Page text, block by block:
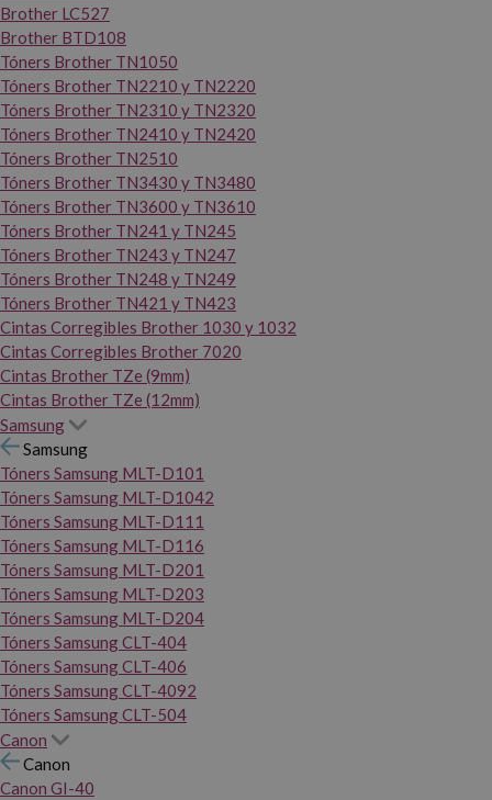
Brother LC527
Brother BTD108
Tóners Brother TN1050
Tóners Brother TN2210 y TN2220
Tóners Brother TN2310 y TN2320
Tóners Brother TN2410 y TN2420
Tóners Brother TN2510
Tóners Brother TN3430 y TN3480
Tóners Brother TN3600 y TN3610
Tóners Brother TN241 y TN245
Tóners Brother TN243 y TN247
Tóners Brother TN248 y TN249
Tóners Brother TN421 y TN423
Cintas Corregibles Brother 1030 y 1032
Cintas Corregibles Brother 7020
Cintas Brother TZe (9mm)
Cintas Brother TZe (12mm)
Samsung
Samsung
Tóners Samsung MLT-D101
Tóners Samsung MLT-D1042
Tóners Samsung MLT-D111
Tóners Samsung MLT-D116
Tóners Samsung MLT-D201
Tóners Samsung MLT-D203
Tóners Samsung MLT-D204
Tóners Samsung CLT-404
Tóners Samsung CLT-406
Tóners Samsung CLT-4092
Tóners Samsung CLT-504
Canon
Canon
Canon GI-40